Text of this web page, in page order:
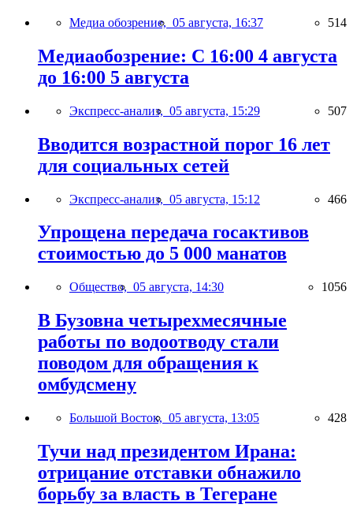
Медиа обозрение, 05 августа, 16:37 514
Медиаобозрение: С 16:00 4 августа
до 16:00 5 августа
Экспресс-анализ, 05 августа, 15:29 507
Вводится возрастной порог 16 лет
для социальных сетей
Экспресс-анализ, 05 августа, 15:12 466
Упрощена передача госактивов
стоимостью до 5 000 манатов
Общество, 05 августа, 14:30 1056
В Бузовна четырехмесячные
работы по водоотводу стали
поводом для обращения к
омбудсмену
Большой Восток, 05 августа, 13:05 428
Тучи над президентом Ирана:
отрицание отставки обнажило
борьбу за власть в Тегеране